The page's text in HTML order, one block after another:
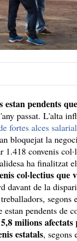
pendents
passat. L'alta
fortes alces
bloquejat la
1.418 convenis
ha finalitzat
col·lectius que
davant de la
pendents de
milions afectats
estatals, segons